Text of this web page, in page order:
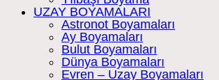
UZAY BOYAMALARI
Astronot Boyamaları
Ay Boyamaları
Bulut Boyamaları
Dünya Boyamaları
Evren – Uzay Boyamaları